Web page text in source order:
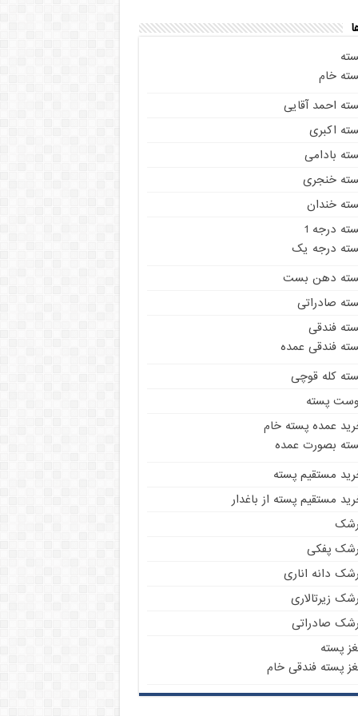
خام
احمد آقایی
اکبری
بادامی
خنجری
خندان
درجه 1
درجه یک
دهن بست
صادراتی
فندقی
فندقی عمده
کله قوچی
پسته
عمده پسته خام
بصورت عمده
مستقیم پسته
مستقیم پسته از باغدار
پفکی
دانه اناری
زیرتالاری
صادراتی
پسته
پسته فندقی خام